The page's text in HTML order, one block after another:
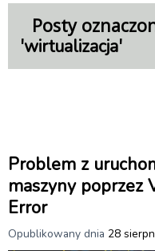
Posty
'wirtualizacja'
Problem z
maszyny poprzez
Error
Opublikowany dnia 28